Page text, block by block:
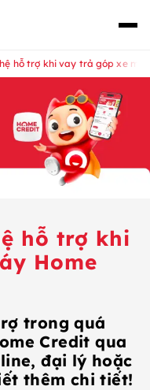
hỗ trợ khi vay trả góp xe
hỗ trợ khi
Home
trong quá
Credit qua
đại lý hoặc
thêm chi tiết!